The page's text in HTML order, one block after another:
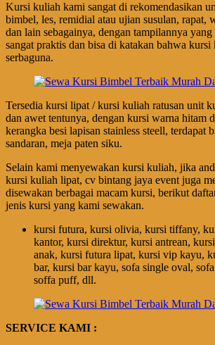
Kursi kuliah kami sangat di rekomendasikan
bimbel, les, remidial atau ujian susulan, rapat,
dan lain sebagainya, dengan tampilannya
sangat praktis dan bisa di katakan bahwa
serbaguna.
Tersedia kursi lipat / kursi kuliah ratusan unit
dan awet tentunya, dengan kursi warna hitam
kerangka besi lapisan stainless steell, terdapat
sandaran, meja paten siku.
Selain kami menyewakan kursi kuliah, jika
kursi kuliah lipat, cv bintang jaya event juga
disewakan berbagai macam kursi, berikut
jenis kursi yang kami sewakan.
kursi futura, kursi olivia, kursi tiffany,
kantor, kursi direktur, kursi antrean,
anak, kursi futura lipat, kursi vip kayu,
bar, kursi bar kayu, sofa single oval,
soffa puff, dll.
SERVICE KAMI :